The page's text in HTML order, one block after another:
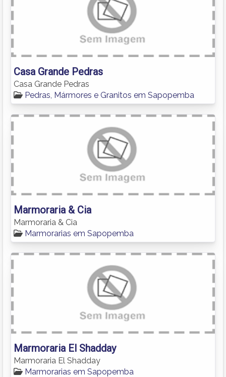
Casa Grande Pedras
Casa Grande Pedras
Pedras, Mármores e Granitos em Sapopemba
Marmoraria & Cia
Marmoraria & Cia
Marmorarias em Sapopemba
Marmoraria El Shadday
Marmoraria El Shadday
Marmorarias em Sapopemba